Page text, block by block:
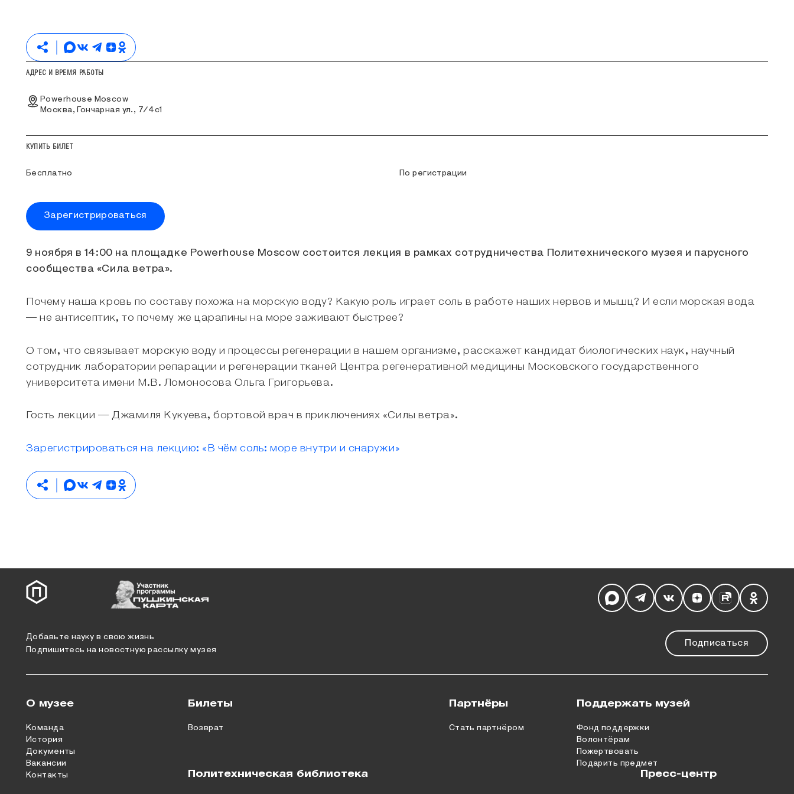
О СОБЫТИИ
9 ноября в 14:00 на площадке Powerhouse Moscow состоится лекция в рамках сотрудничества Политехнического музея и парусного
сообщества «Сила ветра».
Почему наша кровь по составу похожа на морскую воду? Какую роль играет соль в работе наших нервов и мышц? И если морская вода
— не антисептик, то почему же царапины на море заживают быстрее?
О том, что связывает морскую воду и процессы регенерации в нашем организме, расскажет кандидат биологических наук, научный
сотрудник лаборатории репарации и регенерации тканей Центра регенеративной медицины Московского государственного
университета имени М.В. Ломоносова Ольга Григорьева.
Гость лекции — Джамиля Кукуева, бортовой врач в приключениях «Силы ветра».
Зарегистрироваться на лекцию: «В чём соль: море внутри и снаружи»
АДРЕС И ВРЕМЯ РАБОТЫ
Powerhouse Moscow
Москва, Гончарная ул., 7/4с1
КУПИТЬ БИЛЕТ
Бесплатно По регистрации
Зарегистрироваться
Добавьте науку в свою жизнь
Подпишитесь на новостную рассылку музея
Подписаться
Мы в социальных сетях
О музее
Команда
История
Документы
Вакансии
Контакты
Билеты
Возврат
Партнёры
Стать партнёром
Поддержать музей
Фонд поддержки
Волонтёрам
Пожертвовать
Подарить предмет
Политехническая библиотека Пресс-центр